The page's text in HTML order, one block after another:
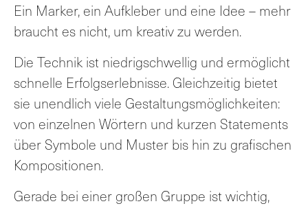
Ein Marker, ein Aufkleber und eine Idee – mehr
braucht es nicht, um kreativ zu werden.
Die Technik ist niedrigschwellig und ermöglicht
schnelle Erfolgserlebnisse. Gleichzeitig bietet
sie unendlich viele Gestaltungsmöglichkeiten:
von einzelnen Wörtern und kurzen Statements
über Symbole und Muster bis hin zu grafischen
Kompositionen.
Gerade bei einer großen Gruppe ist wichtig,